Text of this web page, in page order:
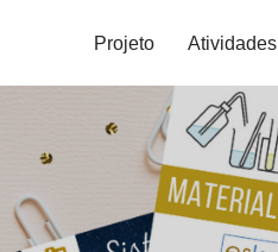
Projeto Atividades